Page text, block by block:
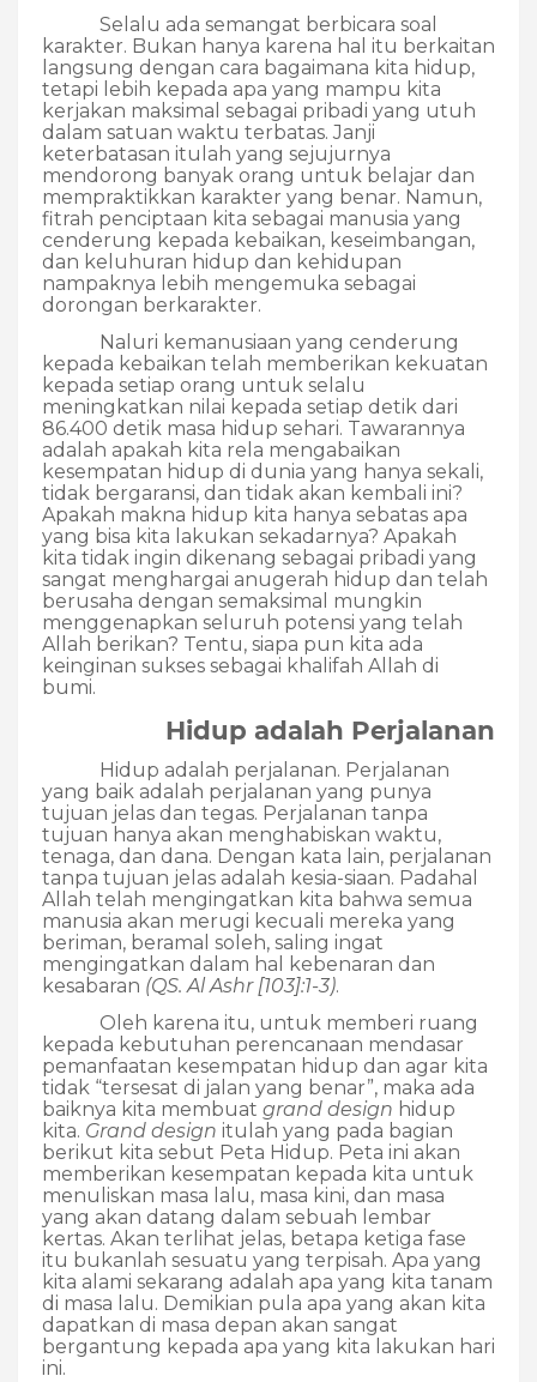
Selalu ada semangat berbicara soal
karakter. Bukan hanya karena hal itu berkaitan
langsung dengan cara bagaimana kita hidup,
tetapi lebih kepada apa yang mampu kita
kerjakan maksimal sebagai pribadi yang utuh
dalam satuan waktu terbatas. Janji
keterbatasan itulah yang sejujurnya
mendorong banyak orang untuk belajar dan
mempraktikkan karakter yang benar. Namun,
fitrah penciptaan kita sebagai manusia yang
cenderung kepada kebaikan, keseimbangan,
dan keluhuran hidup dan kehidupan
nampaknya lebih mengemuka sebagai
dorongan berkarakter.
Naluri kemanusiaan yang cenderung
kepada kebaikan telah memberikan kekuatan
kepada setiap orang untuk selalu
meningkatkan nilai kepada setiap detik dari
86.400 detik masa hidup sehari. Tawarannya
adalah apakah kita rela mengabaikan
kesempatan hidup di dunia yang hanya sekali,
tidak bergaransi, dan tidak akan kembali ini?
Apakah makna hidup kita hanya sebatas apa
yang bisa kita lakukan sekadarnya? Apakah
kita tidak ingin dikenang sebagai pribadi yang
sangat menghargai anugerah hidup dan telah
berusaha dengan semaksimal mungkin
menggenapkan seluruh potensi yang telah
Allah berikan? Tentu, siapa pun kita ada
keinginan sukses sebagai khalifah Allah di
bumi.
Hidup adalah Perjalanan
Hidup adalah perjalanan. Perjalanan
yang baik adalah perjalanan yang punya
tujuan jelas dan tegas. Perjalanan tanpa
tujuan hanya akan menghabiskan waktu,
tenaga, dan dana. Dengan kata lain, perjalanan
tanpa tujuan jelas adalah kesia-siaan. Padahal
Allah telah mengingatkan kita bahwa semua
manusia akan merugi kecuali mereka yang
beriman, beramal soleh, saling ingat
mengingatkan dalam hal kebenaran dan
kesabaran (QS. Al Ashr [103]:1-3).
Oleh karena itu, untuk memberi ruang
kepada kebutuhan perencanaan mendasar
pemanfaatan kesempatan hidup dan agar kita
tidak “tersesat di jalan yang benar”, maka ada
baiknya kita membuat grand design hidup
kita. Grand design itulah yang pada bagian
berikut kita sebut Peta Hidup. Peta ini akan
memberikan kesempatan kepada kita untuk
menuliskan masa lalu, masa kini, dan masa
yang akan datang dalam sebuah lembar
kertas. Akan terlihat jelas, betapa ketiga fase
itu bukanlah sesuatu yang terpisah. Apa yang
kita alami sekarang adalah apa yang kita tanam
di masa lalu. Demikian pula apa yang akan kita
dapatkan di masa depan akan sangat
bergantung kepada apa yang kita lakukan hari
ini.